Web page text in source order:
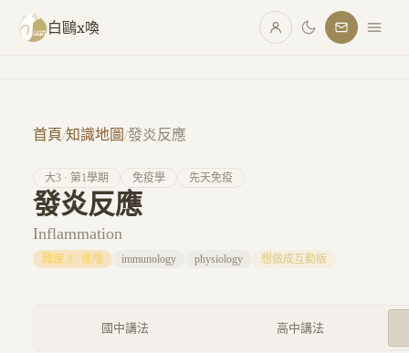
跳至主要內容
白鷗x喚
首頁/知識地圖/發炎反應
大3 · 第1學期 免疫學 先天免疫
發炎反應
Inflammation
難度 3 · 進階 immunology physiology 想做成互動版
國中講法 高中講法